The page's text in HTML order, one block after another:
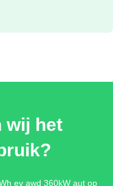
wij het
ev awd 360kW aut op